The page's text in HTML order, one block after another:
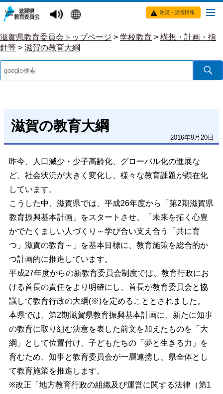
防災・災害情報
滋賀県教育委員会トップページ > 学校教育 > 構想・計画・指
針等 > 滋賀の教育大綱
滋賀の教育大綱
2016年9月20日
昨今、人口減少・少子高齢化、グローバル化の進展な
ど、社会状況が大きく変化し、様々な教育課題が顕在化
しています。
こうした中、滋賀県では、平成26年度から「第2期滋賀県
教育振興基本計画」をスタートさせ、「未来を拓く心豊
かでたくましい人づくり～学び合い支え合う「共に育
つ」滋賀の教育～」を基本目標に、教育施策を総合的か
つ計画的に推進しています。
平成27年度からの新教育委員会制度では、教育行政にお
ける首長の責任をより明確にし、首長が教育委員会と協
議して教育行政の大綱(※)を定めることとされました。
本県では、第2期滋賀県教育振興基本計画に、新たに知事
の教育に取り組む決意を表した前文を加えたものを「大
綱」として位置付け、子どもたちの「夢と生きる力」を
育むため、知事と教育委員会が一層連携し、県全体とし
て教育施策を推進します。
※改正「地方教育行政の組織及び運営に関する法律（第1